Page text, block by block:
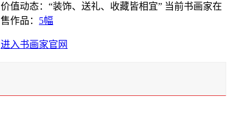
价值动态：“装饰、送礼、收藏皆相宜” 当前书画家在
售作品： 5幅
进入书画家官网